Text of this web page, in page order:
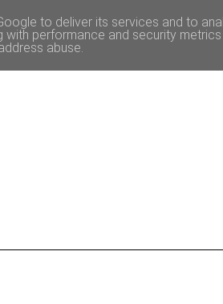
to deliver its services and to
with performance and security
abuse.